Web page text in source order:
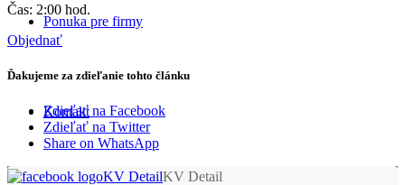
Ponuka pre firmy
Kontakt
Čas: 2:00 hod.
Objednať
Ďakujeme za zdieľanie tohto článku
Zdieľať na Facebook
Zdieľať na Twitter
Share on WhatsApp
KV Detail